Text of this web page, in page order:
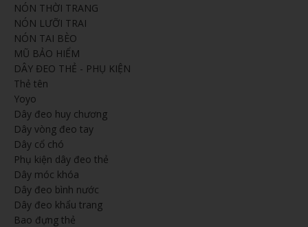
NÓN THỜI TRANG
NÓN LƯỠI TRAI
NÓN TAI BÈO
MŨ BẢO HIỂM
DÂY ĐEO THẺ - PHỤ KIỆN
Thẻ tên
Yoyo
Dây đeo huy chương
Dây vòng đeo tay
Dây cổ chó
Phụ kiện dây đeo thẻ
Dây móc khóa
Dây đeo bình nước
Dây đeo khẩu trang
Bao đựng thẻ